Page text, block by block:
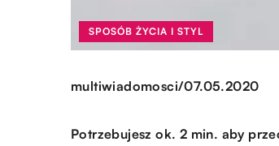
SPOSÓB ŻYCIA I STYL
multiwiadomosci/07.05.2020
Potrzebujesz ok. 2 min. aby